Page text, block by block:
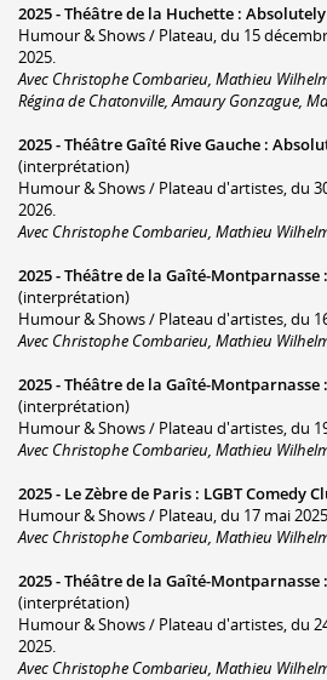
2025 -Théâtre de la Huchette :
Humour & Shows / Plateau, du 15
2025.
Avec Christophe Combarieu, Mathieu
Régina de Chatonville, Amaury Gonzague,
2025 -Théâtre Gaîté Rive Gauche :
(interprétation)
Humour & Shows / Plateau d'artistes, du
2026.
Avec Christophe Combarieu, Mathieu
2025 -Théâtre de la Gaîté-Montparnasse :
(interprétation)
Humour & Shows / Plateau d'artistes, du
Avec Christophe Combarieu, Mathieu
2025 -Théâtre de la Gaîté-Montparnasse :
(interprétation)
Humour & Shows / Plateau d'artistes, du
Avec Christophe Combarieu, Mathieu
2025 - Le Zèbre de Paris : LGBT Comedy
Humour & Shows / Plateau, du 17 mai
Avec Christophe Combarieu, Mathieu
2025 -Théâtre de la Gaîté-Montparnasse :
(interprétation)
Humour & Shows / Plateau d'artistes, du
2025.
Avec Christophe Combarieu, Mathieu